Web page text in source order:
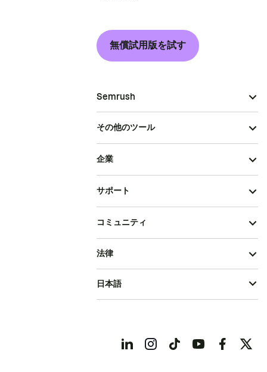
無償試用版を試す
Semrush
その他のツール
企業
サポート
コミュニティ
法律
日本語